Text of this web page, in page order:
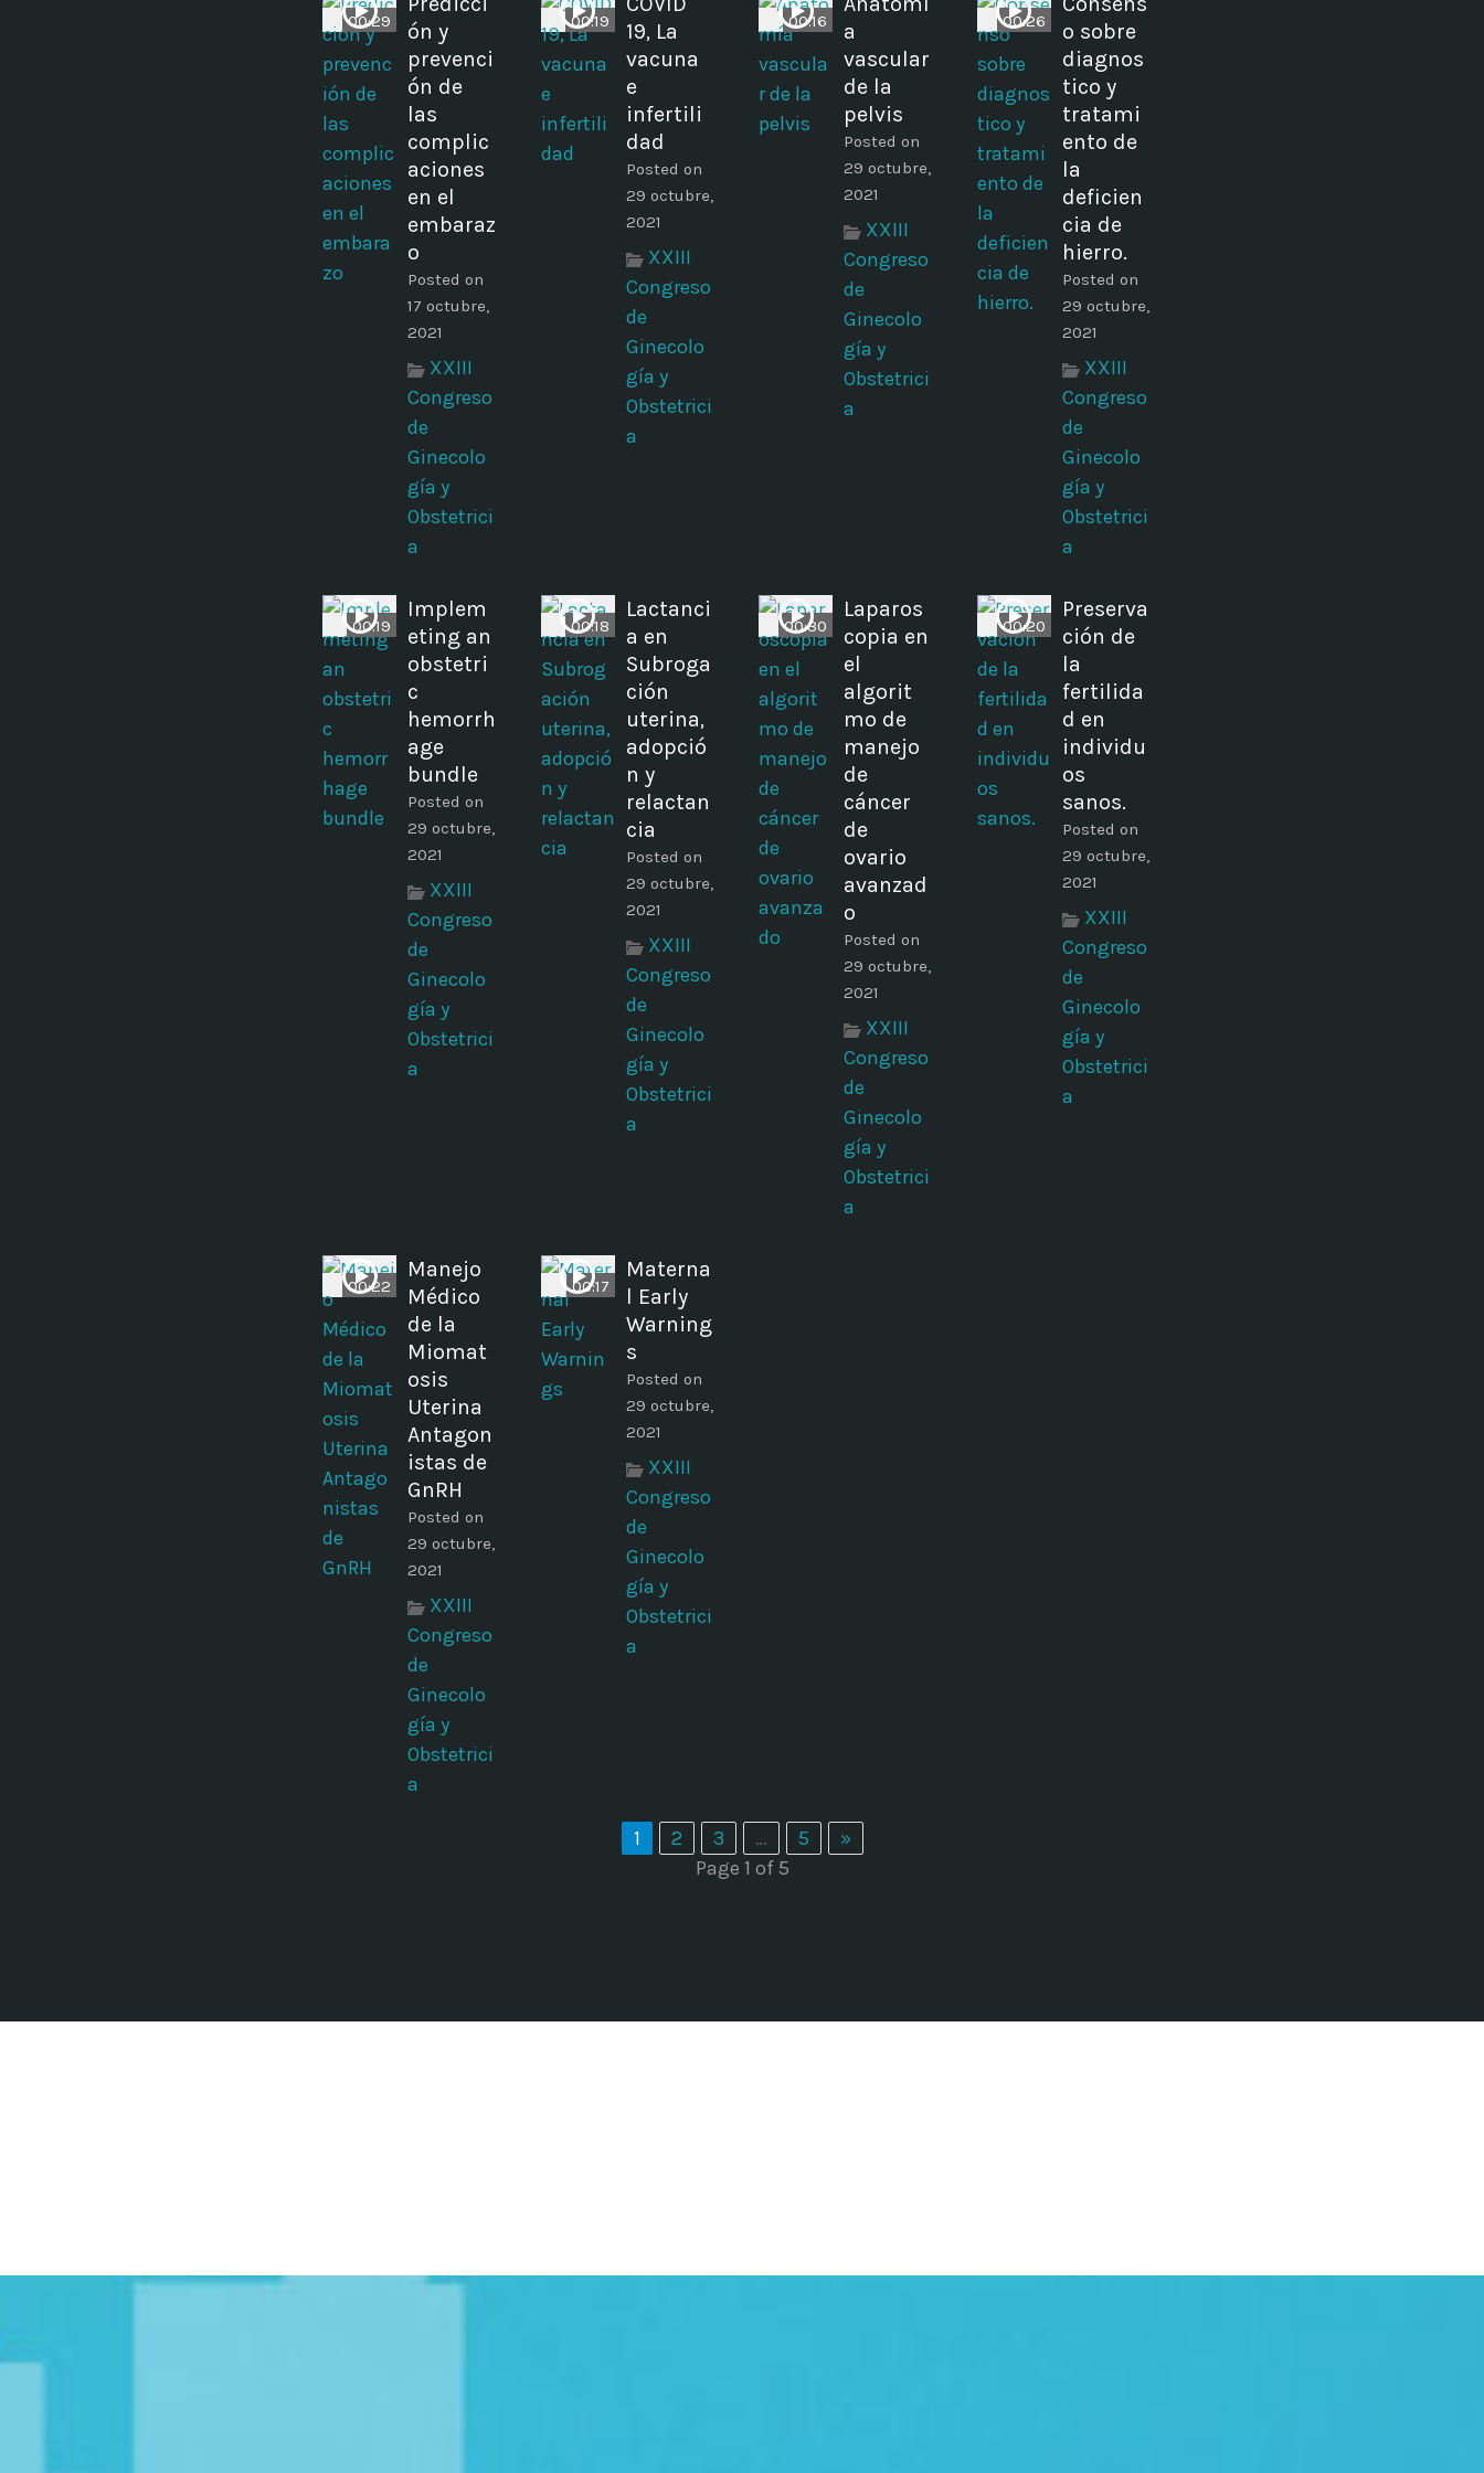
00:29
ón y
prevenci
ón de
las
complic
aciones
en el
embaraz
o
Posted on
17 octubre,
2021
XXIII
Congreso
de
Ginecolo
gía y
Obstetrici
a
00:19
19, La
vacuna
e
infertili
dad
Posted on
29 octubre,
2021
XXIII
Congreso
de
Ginecolo
gía y
Obstetrici
a
00:16
a
vascular
de la
pelvis
Posted on
29 octubre,
2021
XXIII
Congreso
de
Ginecolo
gía y
Obstetrici
a
00:26
o sobre
diagnos
tico y
tratami
ento de
la
deficien
cia de
hierro.
Posted on
29 octubre,
2021
XXIII
Congreso
de
Ginecolo
gía y
Obstetrici
a
00:19
Implem
eting an
obstetri
c
hemorrh
age
bundle
Posted on
29 octubre,
2021
XXIII
Congreso
de
Ginecolo
gía y
Obstetrici
a
00:18
Lactanci
a en
Subroga
ción
uterina,
adopció
n y
relactan
cia
Posted on
29 octubre,
2021
XXIII
Congreso
de
Ginecolo
gía y
Obstetrici
a
00:30
Laparos
copia en
el
algorit
mo de
manejo
de
cáncer
de
ovario
avanzad
o
Posted on
29 octubre,
2021
XXIII
Congreso
de
Ginecolo
gía y
Obstetrici
a
00:20
Preserva
ción de
la
fertilida
d en
individu
os
sanos.
Posted on
29 octubre,
2021
XXIII
Congreso
de
Ginecolo
gía y
Obstetrici
a
00:22
Manejo
Médico
de la
Miomat
osis
Uterina
Antagon
istas de
GnRH
Posted on
29 octubre,
2021
XXIII
Congreso
de
Ginecolo
gía y
Obstetrici
a
00:17
Materna
l Early
Warning
s
Posted on
29 octubre,
2021
XXIII
Congreso
de
Ginecolo
gía y
Obstetrici
a
1 2 3 … 5
»
Page 1 of 5